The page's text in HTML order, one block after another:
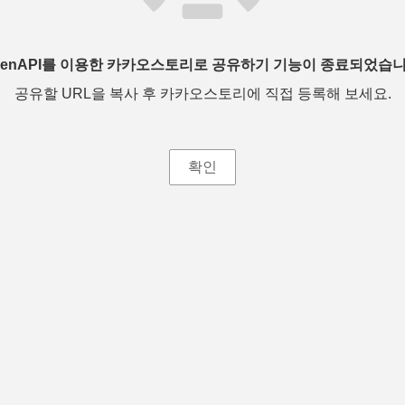
를 이용한 카카오스토리로 공유하기 기능이 종료되었습
공유할 URL을 복사 후 카카오스토리에 직접 등록해 보세요.
확인